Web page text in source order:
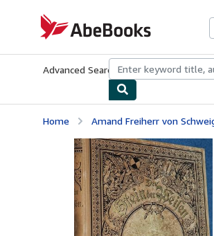
AbeBooks.com
Advanced Search Browse Collections
Home Amand Freiherr von